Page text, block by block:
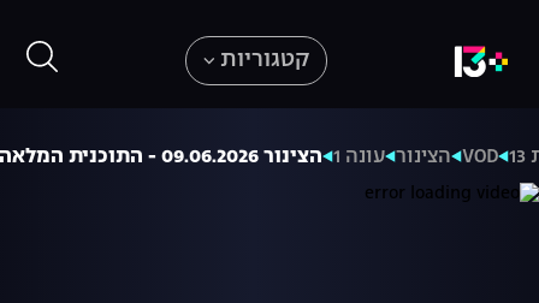
קטגוריות
VOD הצינור עונה 1 הצינור 09.06.2026 - התוכנית המלאה